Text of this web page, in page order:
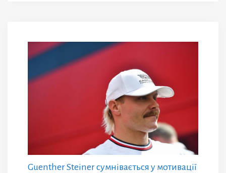
Guenther Steiner сумнівається у мотивації